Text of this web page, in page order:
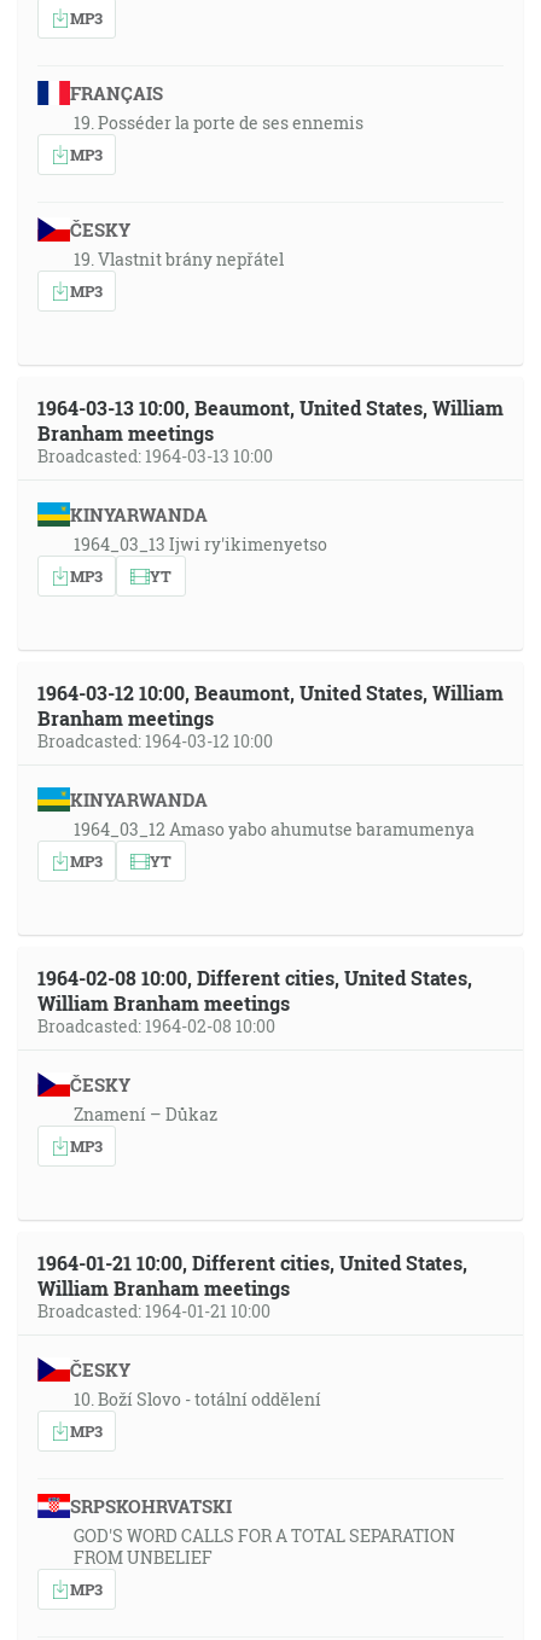
MP3
FRANÇAIS
19. Posséder la porte de ses ennemis
MP3
ČESKY
19. Vlastnit brány nepřátel
MP3
1964-03-13 10:00, Beaumont, United States, William
Branham meetings
Broadcasted: 1964-03-13 10:00
KINYARWANDA
1964_03_13 Ijwi ry'ikimenyetso
MP3 YT
1964-03-12 10:00, Beaumont, United States, William
Branham meetings
Broadcasted: 1964-03-12 10:00
KINYARWANDA
1964_03_12 Amaso yabo ahumutse baramumenya
MP3 YT
1964-02-08 10:00, Different cities, United States,
William Branham meetings
Broadcasted: 1964-02-08 10:00
ČESKY
Znamení – Důkaz
MP3
1964-01-21 10:00, Different cities, United States,
William Branham meetings
Broadcasted: 1964-01-21 10:00
ČESKY
10. Boží Slovo - totální oddělení
MP3
SRPSKOHRVATSKI
GOD'S WORD CALLS FOR A TOTAL SEPARATION
FROM UNBELIEF
MP3